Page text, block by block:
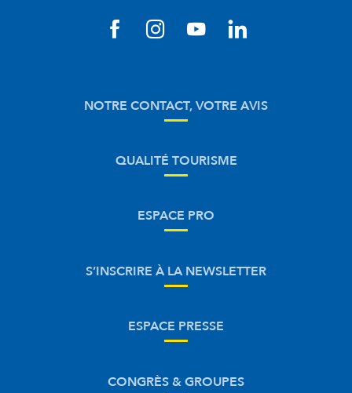
NOTRE CONTACT, VOTRE AVIS
QUALITÉ TOURISME
ESPACE PRO
S’INSCRIRE À LA NEWSLETTER
ESPACE PRESSE
CONGRÈS & GROUPES